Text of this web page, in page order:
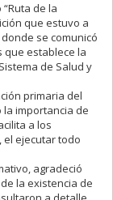
de la
que estuvo a
se comunicó
que establece la
de Salud y
primaria del
la importancia de
a los
ejecutar todo
agradeció
la existencia de